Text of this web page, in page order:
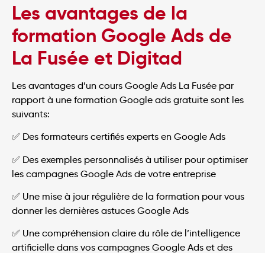
Les avantages de la
formation Google Ads de
La Fusée et Digitad
Les avantages d’un cours Google Ads La Fusée par
rapport à une formation Google ads gratuite sont les
suivants:
✅ Des formateurs certifiés experts en Google Ads
✅ Des exemples personnalisés à utiliser pour optimiser
les campagnes Google Ads de votre entreprise
✅ Une mise à jour régulière de la formation pour vous
donner les dernières astuces Google Ads
✅ Une compréhension claire du rôle de l’intelligence
artificielle dans vos campagnes Google Ads et des